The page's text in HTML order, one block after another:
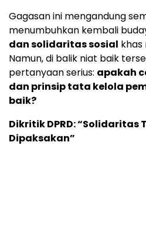
Gagasan ini mengandung
menumbuhkan kembali
dan solidaritas sosial khas
Namun, di balik niat baik
pertanyaan serius: apakah
dan prinsip tata kelola
baik?
Dikritik DPRD: “Solidaritas
Dipaksakan”